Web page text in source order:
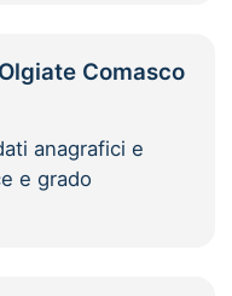
Comasco
anagrafici e
e grado